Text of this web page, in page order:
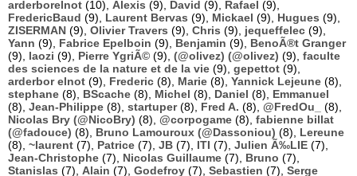
arderborelnot (10), Alexis (9), David (9), Rafael (9),
FredericBaud (9), Laurent Bervas (9), Mickael (9), Hugues (9),
ZISERMAN (9), Olivier Travers (9), Chris (9), jequeffelec (9),
Yann (9), Fabrice Epelboin (9), Benjamin (9), BenoÃ®t Granger
(9), laozi (9), Pierre YgriÃ© (9), (@olivez) (@olivez) (9), faculte
des sciences de la nature et de la vie (9), gepettot (9),
arderbor elnot (9), Frederic (8), Marie (8), Yannick Lejeune (8),
stephane (8), BScache (8), Michel (8), Daniel (8), Emmanuel
(8), Jean-Philippe (8), startuper(8), Fred A. (8), @FredOu_
(8),
Nicolas Bry (@NicoBry) (8), @corpogame (8), fabienne billat
(@fadouce) (8), Bruno Lamouroux (@Dassoniou) (8), Lereune
(8), ~laurent (7), Patrice (7), JB (7), ITI (7), Julien Ã‰LIE (7),
Jean-Christophe (7), Nicolas Guillaume (7), Bruno (7),
Stanislas (7), Alain (7), Godefroy (7), Sebastien (7), Serge